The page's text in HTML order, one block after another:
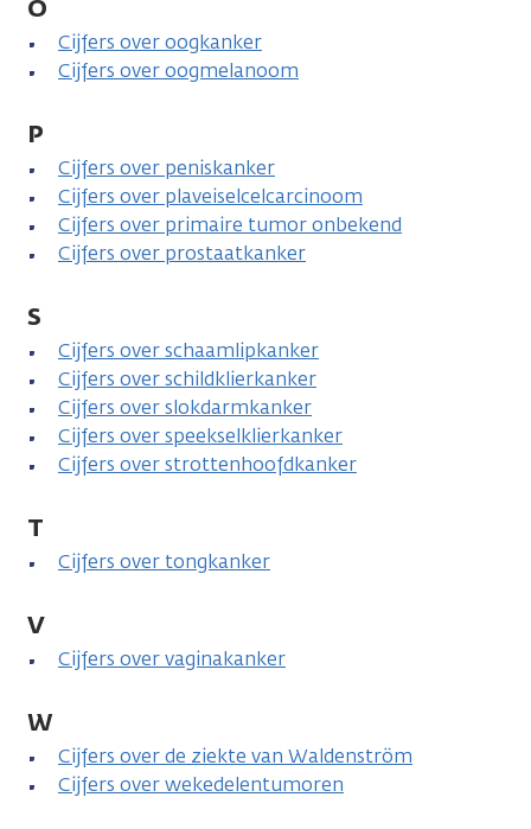
O
Cijfers over oogkanker
Cijfers over oogmelanoom
P
Cijfers over peniskanker
Cijfers over plaveiselcelcarcinoom
Cijfers over primaire tumor onbekend
Cijfers over prostaatkanker
S
Cijfers over schaamlipkanker
Cijfers over schildklierkanker
Cijfers over slokdarmkanker
Cijfers over speekselklierkanker
Cijfers over strottenhoofdkanker
T
Cijfers over tongkanker
V
Cijfers over vaginakanker
W
Cijfers over de ziekte van Waldenström
Cijfers over wekedelentumoren